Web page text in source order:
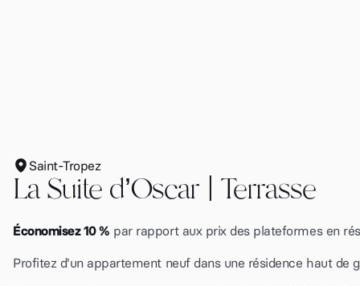
Saint-Tropez
La Suite d’Oscar | Terrasse
Économisez 10 % par rapport aux prix des plateformes en
Profitez d'un appartement neuf dans une résidence haut de